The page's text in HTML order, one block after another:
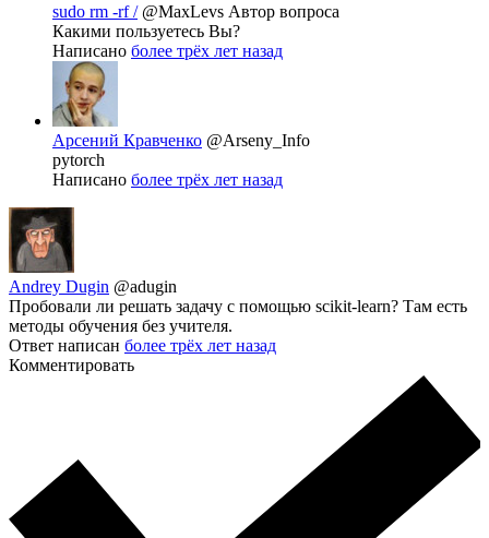
sudo rm -rf / @MaxLevs Автор вопроса
Какими пользуетесь Вы?
Написано более трёх лет назад
Арсений Кравченко @Arseny_Info
pytorch
Написано более трёх лет назад
Andrey Dugin @adugin
Пробовали ли решать задачу с помощью scikit-learn? Там есть
методы обучения без учителя.
Ответ написан более трёх лет назад
Комментировать